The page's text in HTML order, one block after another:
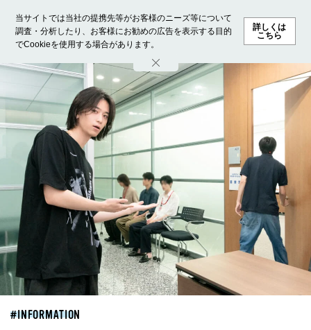
当サイトでは当社の提携先等がお客様のニーズ等について
調査・分析したり、お客様にお勧めの広告を表示する目的
でCookieを使用する場合があります。
詳しくは
こちら
ホーム モデル募集 ランキング ファッション ビューテ
INFORMATION